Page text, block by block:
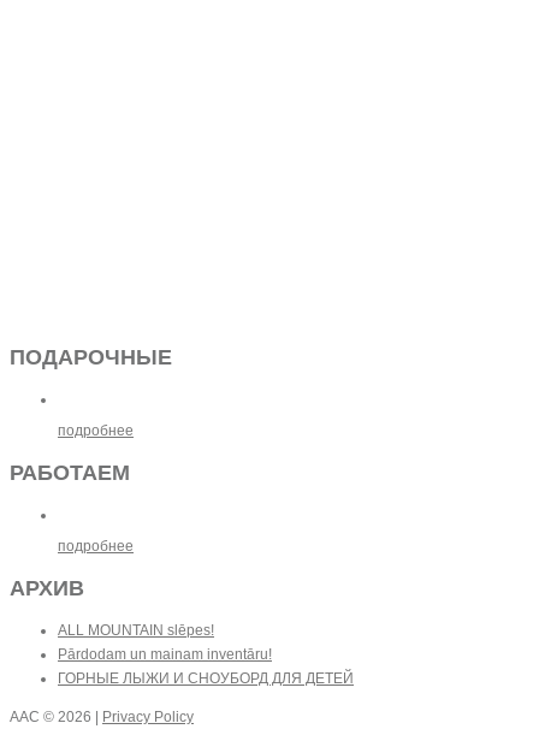
ПОДАРОЧНЫЕ
подробнее
РАБОТАЕМ
подробнее
АРХИВ
ALL MOUNTAIN slēpes!
Pārdodam un mainam inventāru!
ГОРНЫЕ ЛЫЖИ И СНОУБОРД ДЛЯ ДЕТЕЙ
AAC © 2026 | Privacy Policy